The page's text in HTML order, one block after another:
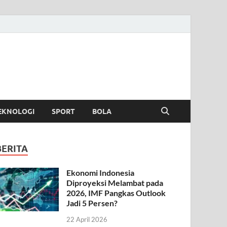
SPORT BOLA
Ekonomi Indonesia
Diproyeksi Melambat pada
2026, IMF Pangkas Outlook
Jadi 5 Persen?
22 April 2026